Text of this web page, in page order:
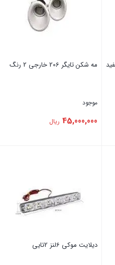
مه شکن تایگر 206 خارجی 2 رنگ
موجود
45,000,000 ریال
‏دیلایت ‏موکی ‏6لنز ‏2تایی